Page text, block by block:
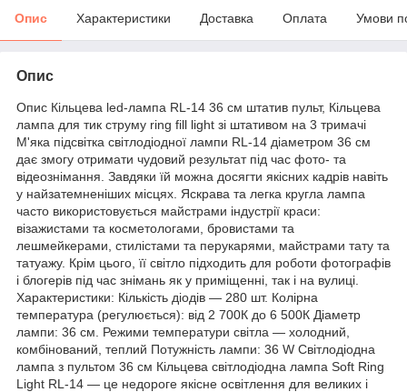
Опис Характеристики Доставка Оплата Умови
Опис
Опис Кільцева led-лампа RL-14 36 см штатив пульт, Кільцева
лампа для тик струму ring fill light зі штативом на 3 тримачі
М'яка підсвітка світлодіодної лампи RL-14 діаметром 36 см
дає змогу отримати чудовий результат під час фото- та
відеознімання. Завдяки їй можна досягти якісних кадрів навіть
у найзатемненіших місцях. Яскрава та легка кругла лампа
часто використовується майстрами індустрії краси:
візажистами та косметологами, бровистами та
лешмейкерами, стилістами та перукарями, майстрами тату та
татуажу. Крім цього, її світло підходить для роботи фотографів
і блогерів під час знімань як у приміщенні, так і на вулиці.
Характеристики: Кількість діодів — 280 шт. Колірна
температура (регулюється): від 2 700К до 6 500К Діаметр
лампи: 36 см. Режими температури світла — холодний,
комбінований, теплий Потужність лампи: 36 W Світлодіодна
лампа з пультом 36 см Кільцева світлодіодна лампа Soft Ring
Light RL-14 — це недороге якісне освітлення для великих і